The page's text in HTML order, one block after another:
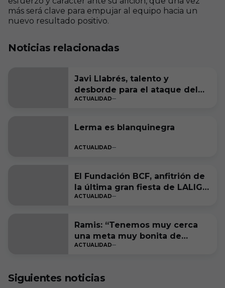
más será clave para empujar al equipo hacia un
nuevo resultado positivo.
Noticias relacionadas
Javi Llabrés, talento y
desborde para el ataque del
Burgos CF
ACTUALIDAD
Lerma es blanquinegra
ACTUALIDAD
El Fundación BCF, anfitrión de
la última gran fiesta de LALIGA
Genuine Moeve
ACTUALIDAD
Ramis: “Tenemos muy cerca
una meta muy bonita de
cumplir”
ACTUALIDAD
Siguientes noticias